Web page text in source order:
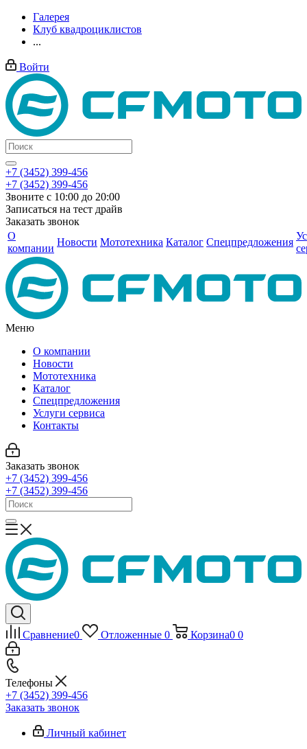
Галерея
Клуб квадроциклистов
...
Войти
+7 (3452) 399-456
+7 (3452) 399-456
Звоните с 10:00 до 20:00
Записаться на тест драйв
Заказать звонок
О
компании
Новости Мототехника Каталог Спецпредложения
Меню
О компании
Новости
Мототехника
Каталог
Спецпредложения
Услуги сервиса
Контакты
Заказать звонок
+7 (3452) 399-456
+7 (3452) 399-456
Сравнение0 Отложенные 0 Корзина0 0
Телефоны
+7 (3452) 399-456
Заказать звонок
Личный кабинет